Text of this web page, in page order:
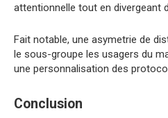
attentionnelle tout en divergeant
Fait notable, une asymetrie de
le sous-groupe les usagers du
une personnalisation des
Conclusion